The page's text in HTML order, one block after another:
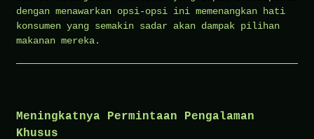
dengan menawarkan opsi-opsi ini memenangkan hati
konsumen yang semakin sadar akan dampak pilihan
makanan mereka.
Meningkatnya Permintaan Pengalaman
Khusus